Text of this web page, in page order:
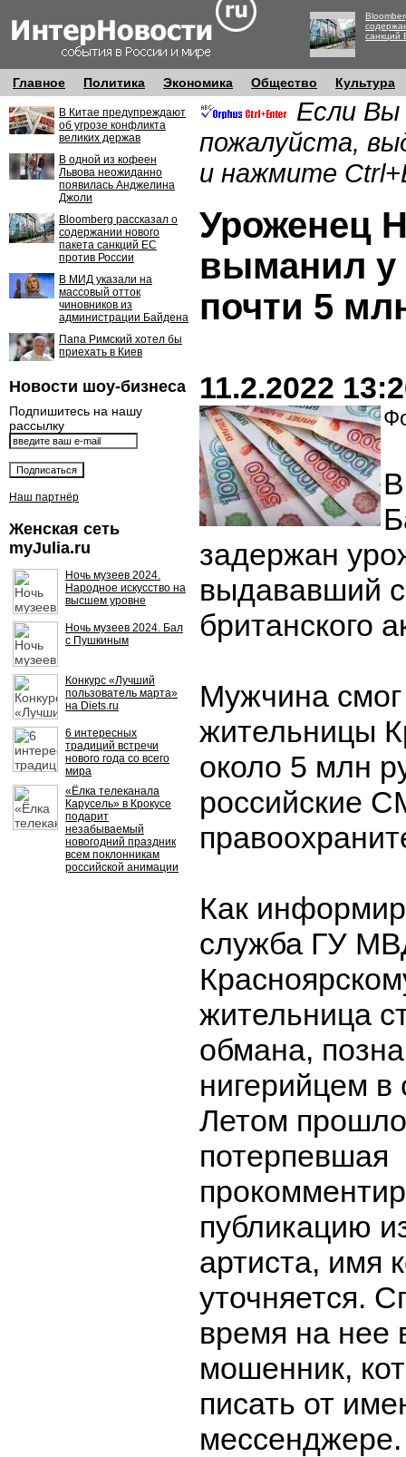
санкций
Главное Политика Экономика Общество Культура
В Китае предупреждают
об угрозе конфликта
великих держав
В одной из кофеен
Львова неожиданно
появилась Анджелина
Джоли
Bloomberg рассказал о
содержании нового
пакета санкций ЕС
против России
В МИД указали на
массовый отток
чиновников из
администрации Байдена
Папа Римский хотел бы
приехать в Киев
Новости шоу-бизнеса
Подпишитесь на нашу
рассылку
Наш партнёр
Женская сеть
myJulia.ru
Ночь музеев 2024.
Народное искусство на
высшем уровне
Ночь музеев 2024. Бал
с Пушкиным
Конкурс «Лучший
пользователь марта»
на Diets.ru
6 интересных
традиций встречи
нового года со всего
мира
«Ёлка телеканала
Карусель» в Крокусе
подарит
незабываемый
новогодний праздник
всем поклонникам
российской анимации
Если Вы
пожалуйста,
и нажмите
Уроженец
выманил у
почти 5
11.2.2022
задержан
выдававший
британского
Мужчина
жительницы
около 5 млн
российские
Как
служба ГУ
жительница
обмана,
нигерийцем в
Летом
потерпевшая
публикацию
артиста, имя
уточняется.
время на нее
мошенник,
писать от
мессенджере.